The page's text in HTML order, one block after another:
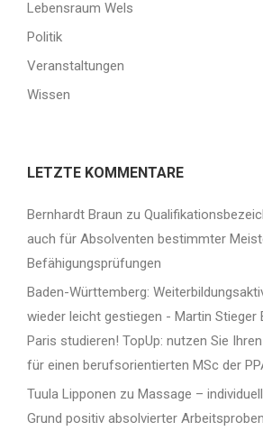
Lebensraum Wels
Politik
Veranstaltungen
Wissen
LETZTE KOMMENTARE
Bernhardt Braun zu
auch für Absolventen bestimmter
Befähigungsprüfungen
Baden-Württemberg:
wieder leicht gestiegen - Martin Stieger
Paris studieren! TopUp: nutzen Sie
für einen berufsorientierten MSc der
Tuula Lipponen zu Massage –
Grund positiv absolvierter Arbeitsproben